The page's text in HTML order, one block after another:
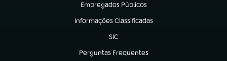
Empregados Públicos
(abre em nova aba)
Informações Classificadas
(abre em nova aba)
SIC
(abre em nova aba)
Perguntas Frequentes
(abre em nova aba)